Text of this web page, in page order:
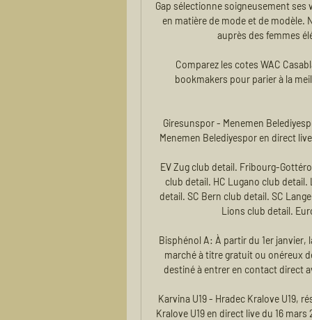
Gap sélectionne soigneusement
en matière de mode et de
auprès des femmes
Comparez les cotes WAC
bookmakers pour parier à la
Giresunspor - Menemen
Menemen Belediyespor en direct
EV Zug club detail. Fribourg-
club detail. HC Lugano club
detail. SC Bern club detail. SC
Lions club detail.
Bisphénol A: À partir du 1er janvier,
marché à titre gratuit ou onéreux
destiné à entrer en contact direct
Karvina U19 - Hradec Kralove U19,
Kralove U19 en direct live du 16